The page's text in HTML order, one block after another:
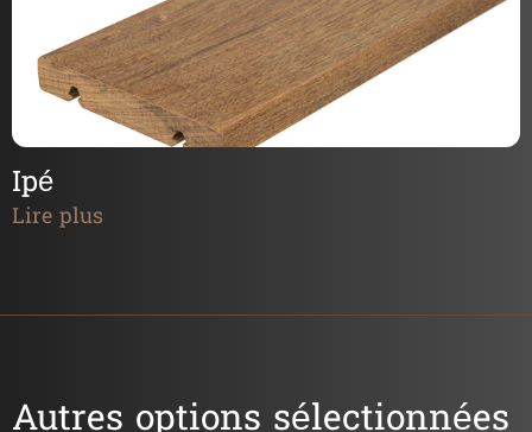
Ipé
Lire plus